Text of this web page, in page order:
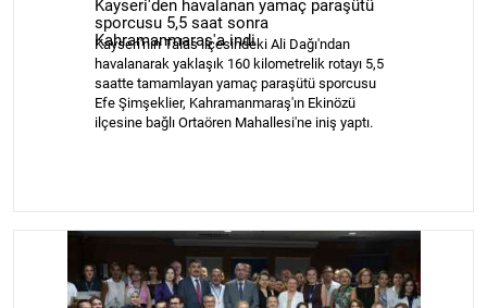
Kayseri'den havalanan yamaç paraşütü
sporcusu 5,5 saat sonra
Kahramanmaraş'a indi
Kayseri'nin Talas ilçesindeki Ali Dağı'ndan
havalanarak yaklaşık 160 kilometrelik rotayı 5,5
saatte tamamlayan yamaç paraşütü sporcusu
Efe Şimşeklier, Kahramanmaraş'ın Ekinözü
ilçesine bağlı Ortaören Mahallesi'ne iniş yaptı.